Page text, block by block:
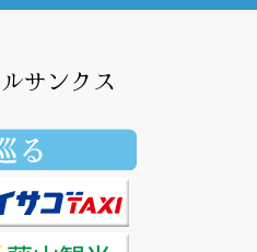
サンクス